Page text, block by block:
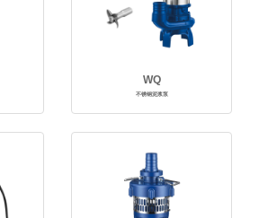
WQ
不锈钢泥浆泵